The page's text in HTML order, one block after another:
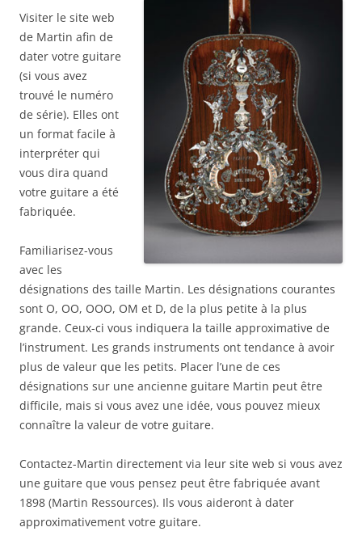
Visiter le site web
de Martin afin de
dater votre guitare
(si vous avez
trouvé le numéro
de série). Elles ont
un format facile à
interpréter qui
vous dira quand
votre guitare a été
fabriquée.
Familiarisez-vous
avec les
désignations des taille Martin. Les désignations courantes
sont O, OO, OOO, OM et D, de la plus petite à la plus
grande. Ceux-ci vous indiquera la taille approximative de
l’instrument. Les grands instruments ont tendance à avoir
plus de valeur que les petits. Placer l’une de ces
désignations sur une ancienne guitare Martin peut être
difficile, mais si vous avez une idée, vous pouvez mieux
connaître la valeur de votre guitare.
Contactez-Martin directement via leur site web si vous avez
une guitare que vous pensez peut être fabriquée avant
1898 (Martin Ressources). Ils vous aideront à dater
approximativement votre guitare.